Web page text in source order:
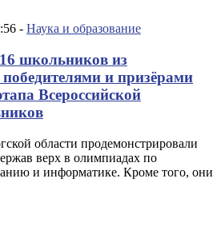
- Наука и образование
школьников из
и призёрами
Всероссийской
области продемонстрировали
верх в олимпиадах по
и информатике. Кроме того, они